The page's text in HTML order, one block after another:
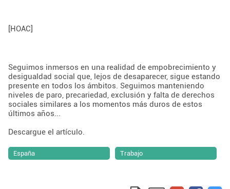
[HOAC]
Seguimos inmersos en una realidad de empobrecimiento y
desigualdad social que, lejos de desaparecer, sigue estando
presente en todos los ámbitos. Seguimos manteniendo
niveles de paro, precariedad, exclusión y falta de derechos
sociales similares a los momentos más duros de estos
últimos años...
Descargue el artículo.
España Trabajo